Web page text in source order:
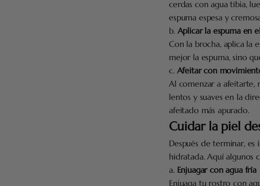
cerdas con agua tibia,
espuma espesa y
b. Aplicar la espuma en
Con la brocha, aplica la
mejor la espuma, sino
c. Afeitar con
Al comenzar a afeitarte,
lentos y suaves en la
afeitado más apurado.
Cuidar la piel
Después de terminar,
hidratada. Aquí algunos
a. Enjuagar con agua fría
Enjuaga tu rostro con